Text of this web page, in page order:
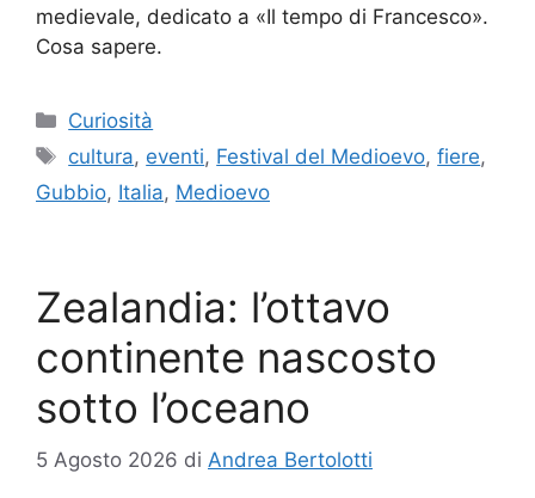
medievale, dedicato a «Il tempo di Francesco».
Cosa sapere.
Categorie
Curiosità
Tag
cultura, eventi, Festival del Medioevo,fiere,
Gubbio, Italia, Medioevo
Zealandia: l’ottavo
continente nascosto
sotto l’oceano
5 Agosto 2026 di Andrea Bertolotti